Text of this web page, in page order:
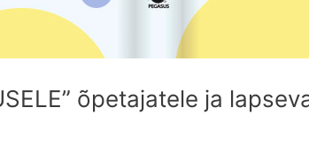
õpetajatele ja